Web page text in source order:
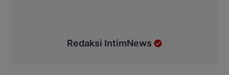
Redaksi IntimNews